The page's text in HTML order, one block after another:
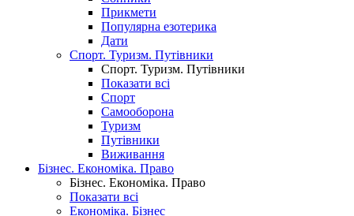
Прикмети
Популярна езотерика
Дати
Спорт. Туризм. Путівники
Спорт. Туризм. Путівники
Показати всі
Спорт
Самооборона
Туризм
Путівники
Виживання
Бізнес. Економіка. Право
Бізнес. Економіка. Право
Показати всі
Економіка. Бізнес